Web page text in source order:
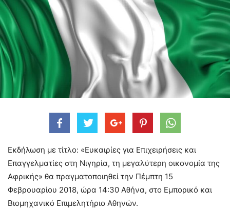
Εκδήλωση με τίτλο: «Ευκαιρίες για Επιχειρήσεις και
Επαγγελματίες στη Νιγηρία, τη μεγαλύτερη οικονομία της
Αφρικής» θα πραγματοποιηθεί την Πέμπτη 15
Φεβρουαρίου 2018, ώρα 14:30 Αθήνα, στο Εμπορικό και
Βιομηχανικό Επιμελητήριο Αθηνών.